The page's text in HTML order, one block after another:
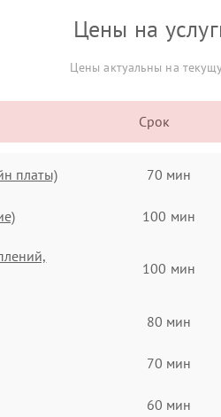
Цены на
Цены актуальны на
Срок
платы) 70 мин
100 мин
100 мин
80 мин
70 мин
60 мин